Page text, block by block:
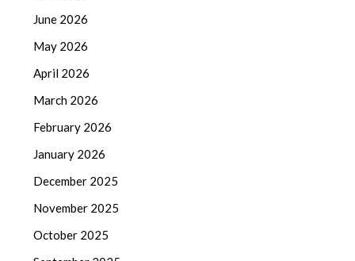
June 2026
May 2026
April 2026
March 2026
February 2026
January 2026
December 2025
November 2025
October 2025